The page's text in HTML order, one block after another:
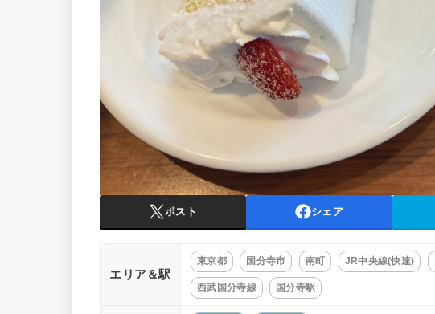
ポスト シェア
エリア＆駅
東京都 国分寺市 南町 JR中央線(快速)
西武国分寺線 国分寺駅